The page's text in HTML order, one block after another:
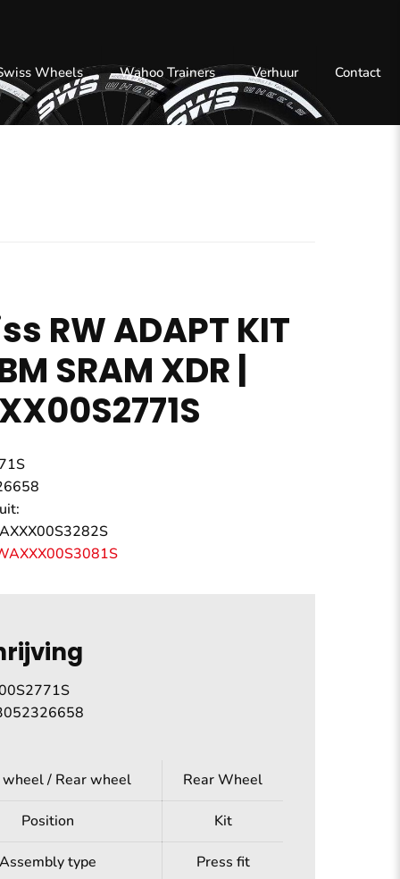
Wheels Wahoo Trainers Verhuur Contact
RW ADAPT KIT
SRAM XDR |
/ Rear wheel Rear Wheel
Position Kit
Assembly type Press fit